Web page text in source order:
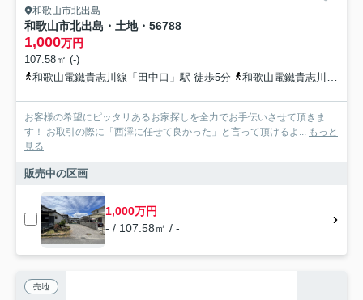
和歌山市北出島
和歌山市北出島・土地・56788
1,000万円
107.58㎡ (-)
和歌山電鐵貴志川線「田中口」駅 徒歩5分
和歌山電鐵貴志川線「日前宮」駅 徒歩11分
お客様の希望にピッタリあるお家探しを全力でお手伝いさせて頂きま
す！ お取引の際に「西澤に任せて良かった」と言って頂けるよ...
もっと
見る
販売中の区画
1,000万円
- / 107.58㎡ / -
売地